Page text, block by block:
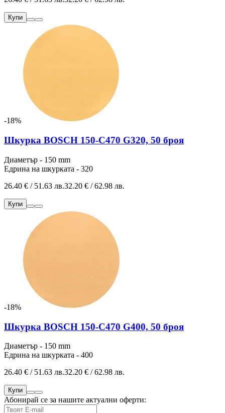
Купи
-18%
Шкурка BOSCH 150-C470 G320, 50 броя
Диаметър - 150 mm
Едрина на шкурката - 320
26.40 € / 51.63 лв.32.20 € / 62.98 лв.
Купи
-18%
Шкурка BOSCH 150-C470 G400, 50 броя
Диаметър - 150 mm
Едрина на шкурката - 400
26.40 € / 51.63 лв.32.20 € / 62.98 лв.
Купи
Абонирай се за нашите актуални оферти: